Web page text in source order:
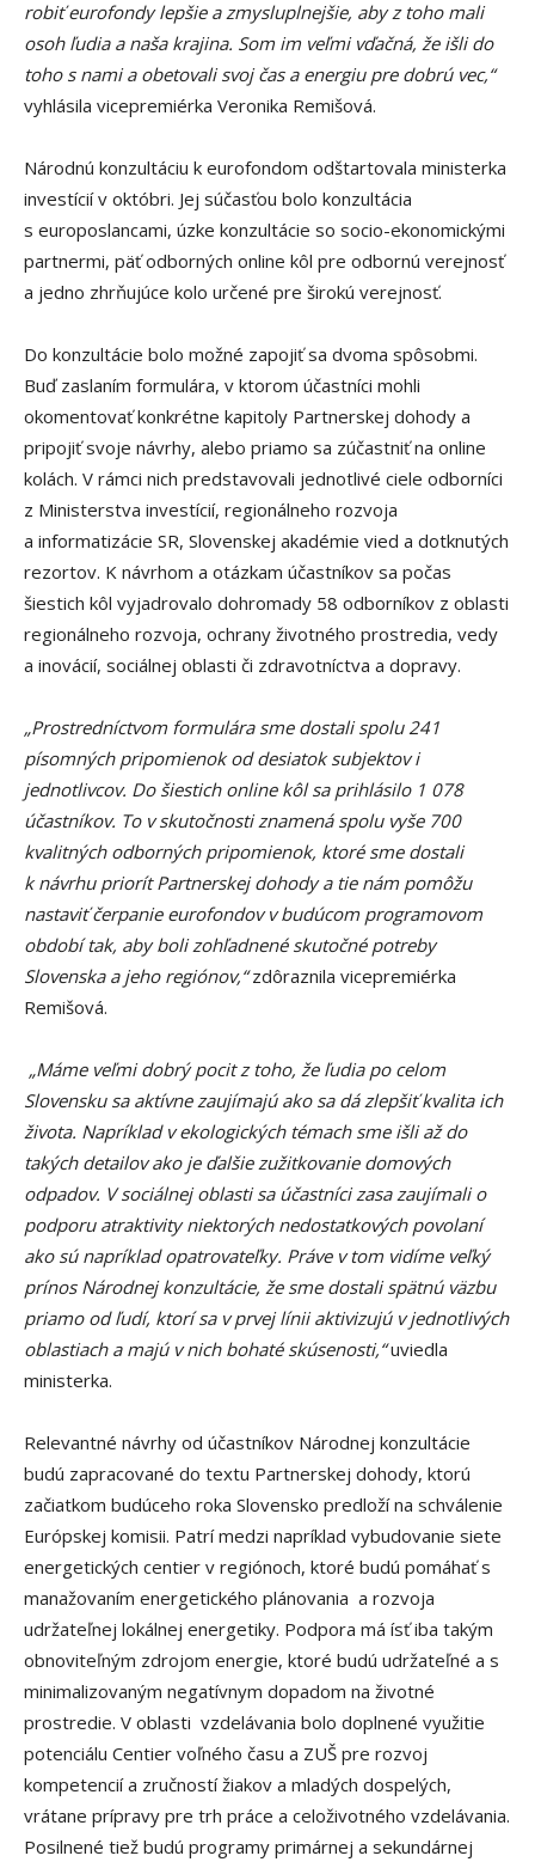
robiť eurofondy lepšie a zmysluplnejšie, aby z toho mali
osoh ľudia a naša krajina. Som im veľmi vďačná, že išli do
toho s nami a obetovali svoj čas a energiu pre dobrú vec,“
vyhlásila vicepremiérka Veronika Remišová.
Národnú konzultáciu k eurofondom odštartovala ministerka
investícií v októbri. Jej súčasťou bolo konzultácia
s europoslancami, úzke konzultácie so socio-ekonomickými
partnermi, päť odborných online kôl pre odbornú verejnosť
a jedno zhrňujúce kolo určené pre širokú verejnosť.
Do konzultácie bolo možné zapojiť sa dvoma spôsobmi.
Buď zaslaním formulára, v ktorom účastníci mohli
okomentovať konkrétne kapitoly Partnerskej dohody a
pripojiť svoje návrhy, alebo priamo sa zúčastniť na online
kolách. V rámci nich predstavovali jednotlivé ciele odborníci
z Ministerstva investícií, regionálneho rozvoja
a informatizácie SR, Slovenskej akadémie vied a dotknutých
rezortov. K návrhom a otázkam účastníkov sa počas
šiestich kôl vyjadrovalo dohromady 58 odborníkov z oblasti
regionálneho rozvoja, ochrany životného prostredia, vedy
a inovácií, sociálnej oblasti či zdravotníctva a dopravy.
„Prostredníctvom formulára sme dostali spolu 241
písomných pripomienok od desiatok subjektov i
jednotlivcov. Do šiestich online kôl sa prihlásilo 1 078
účastníkov. To v skutočnosti znamená spolu vyše 700
kvalitných odborných pripomienok, ktoré sme dostali
k návrhu priorít Partnerskej dohody a tie nám pomôžu
nastaviť čerpanie eurofondov v budúcom programovom
období tak, aby boli zohľadnené skutočné potreby
Slovenska a jeho regiónov,“zdôraznila vicepremiérka
Remišová.
„Máme veľmi dobrý pocit z toho, že ľudia po celom
Slovensku sa aktívne zaujímajú ako sa dá zlepšiť kvalita ich
života. Napríklad v ekologických témach sme išli až do
takých detailov ako je ďalšie zužitkovanie domových
odpadov. V sociálnej oblasti sa účastníci zasa zaujímali o
podporu atraktivity niektorých nedostatkových povolaní
ako sú napríklad opatrovateľky. Práve v tom vidíme veľký
prínos Národnej konzultácie, že sme dostali spätnú väzbu
priamo od ľudí, ktorí sa v prvej línii aktivizujú v jednotlivých
oblastiach a majú v nich bohaté skúsenosti,“uviedla
ministerka.
Relevantné návrhy od účastníkov Národnej konzultácie
budú zapracované do textu Partnerskej dohody, ktorú
začiatkom budúceho roka Slovensko predloží na schválenie
Európskej komisii. Patrí medzi napríklad vybudovanie siete
energetických centier v regiónoch, ktoré budú pomáhať s
manažovaním energetického plánovania a rozvoja
udržateľnej lokálnej energetiky. Podpora má ísť iba takým
obnoviteľným zdrojom energie, ktoré budú udržateľné a s
minimalizovaným negatívnym dopadom na životné
prostredie. V oblasti vzdelávania bolo doplnené využitie
potenciálu Centier voľného času a ZUŠ pre rozvoj
kompetencií a zručností žiakov a mladých dospelých,
vrátane prípravy pre trh práce a celoživotného vzdelávania.
Posilnené tiež budú programy primárnej a sekundárnej